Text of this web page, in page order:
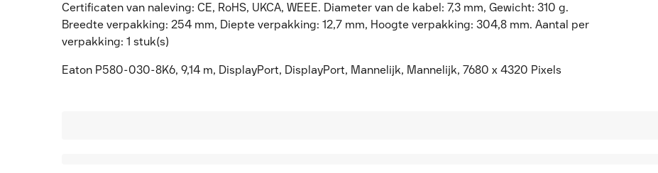
Certificaten van naleving: CE, RoHS, UKCA, WEEE. Diameter van de kabel: 7,3 mm, Gewicht: 310 g.
Breedte verpakking: 254 mm, Diepte verpakking: 12,7 mm, Hoogte verpakking: 304,8 mm. Aantal per
verpakking: 1 stuk(s)
Eaton P580-030-8K6, 9,14 m, DisplayPort, DisplayPort, Mannelijk, Mannelijk, 7680 x 4320 Pixels